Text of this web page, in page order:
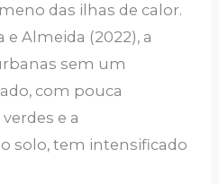
das ilhas de calor.
e Almeida (2022), a
sem um
com pouca
e a
solo, tem intensificado